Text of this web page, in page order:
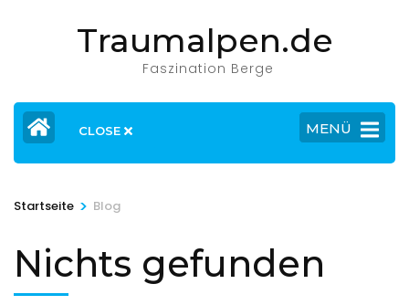
drücken)
Traumalpen.de
Faszination Berge
MENÜ
CLOSE
Startseite > Blog
Nichts gefunden